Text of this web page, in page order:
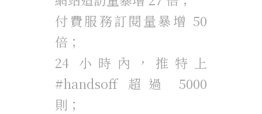
付費服務訂閱量暴增 50
倍；
24 小時內，推特上
#handsoff 超過 5000
則；